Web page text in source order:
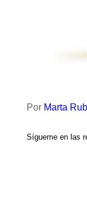
Por Marta
Sígueme en las